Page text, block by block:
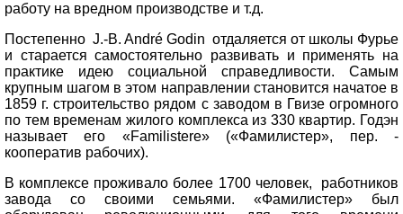
работу на вредном производстве и т.д.
Постепенно J.-B. André Godin отдаляется от школы Фурье
и старается самостоятельно развивать и применять на
практике идею социальной справедливости. Самым
крупным шагом в этом направлении становится начатое в
1859 г. строительство рядом с заводом в Гвизе огромного
по тем временам жилого комплекса из 330 квартир. Годэн
называет его «Familistere» («Фамилистер», пер. -
кооператив рабочих).
В комплексе проживало более 1700 человек, работников
завода со своими семьями. «Фамилистер» был